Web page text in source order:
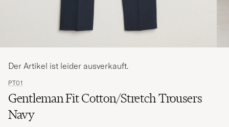
PT01
Gentleman Fit Cotton/Stretch Trousers
Navy
Der Artikel ist leider ausverkauft.